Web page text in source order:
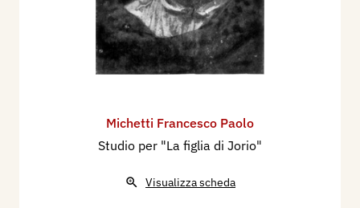
Michetti Francesco Paolo
Studio per "La figlia di Jorio"
Visualizza scheda